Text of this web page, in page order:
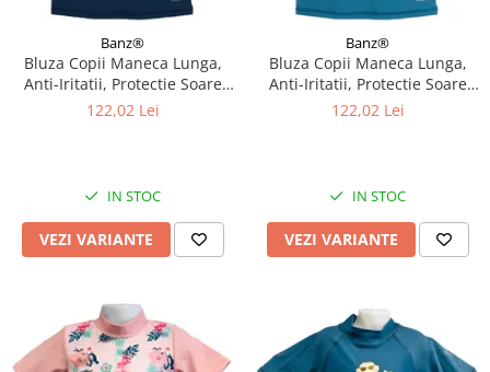
Banz®
Bluza Copii Maneca Lunga,
Anti-Iritatii, Protectie Soare
UPF50+, Navy Jungle, Diverse
122,02 Lei
IN STOC
VEZI VARIANTE
Banz®
Bluza Copii Maneca Lunga,
Anti-Iritatii, Protectie Soare
UPF50+, Petrol Jungle, Diverse
122,02 Lei
IN STOC
VEZI VARIANTE